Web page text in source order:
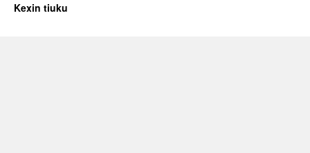
Kexin tiuku